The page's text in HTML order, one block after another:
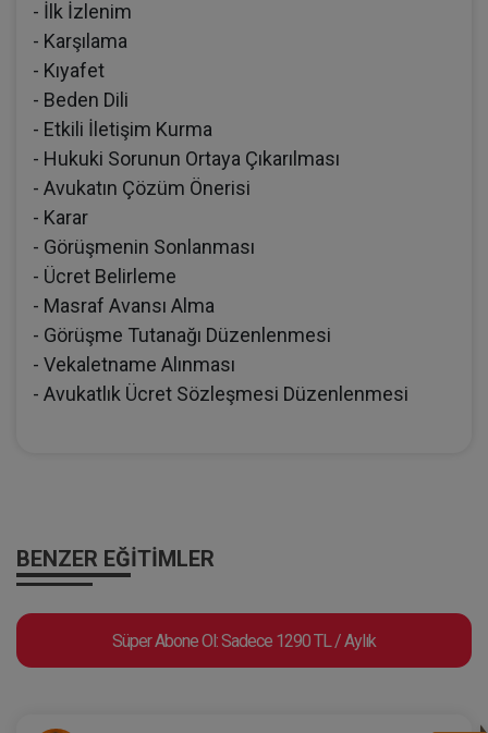
- İlk İzlenim
- Karşılama
- Kıyafet
- Beden Dili
- Etkili İletişim Kurma
- Hukuki Sorunun Ortaya Çıkarılması
- Avukatın Çözüm Önerisi
- Karar
- Görüşmenin Sonlanması
- Ücret Belirleme
- Masraf Avansı Alma
- Görüşme Tutanağı Düzenlenmesi
- Vekaletname Alınması
- Avukatlık Ücret Sözleşmesi Düzenlenmesi
BENZER EĞITIMLER
Süper Abone Ol: Sadece 1290 TL / Aylık